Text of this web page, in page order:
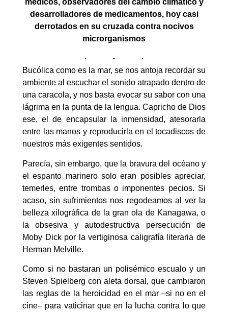
médicos, observadores del cambio climático y
desarrolladores de medicamentos, hoy casi
derrotados en su cruzada contra nocivos
microrganismos
Bucólica como es la mar, se nos antoja recordar su
ambiente al escuchar el sonido atrapado dentro de
una caracola, y nos basta evocar su sabor con una
lágrima en la punta de la lengua. Capricho de Dios
ese, el de encapsular la inmensidad, atesorarla
entre las manos y reproducirla en el tocadiscos de
nuestros más exigentes sentidos.
Parecía, sin embargo, que la bravura del océano y
el espanto marinero solo eran posibles apreciar,
temerles, entre trombas o imponentes pecios. Si
acaso, sin sufrimientos nos regodeamos al ver la
belleza xilográfica de la gran ola de Kanagawa, o
la obsesiva y autodestructiva persecución de
Moby Dick por la vertiginosa caligrafía literaria de
Herman Melville.
Como si no bastaran un polisémico escualo y un
Steven Spielberg con aleta dorsal, que cambiaron
las reglas de la heroicidad en el mar –si no en el
cine– para vaticinar que en la lucha contra lo que